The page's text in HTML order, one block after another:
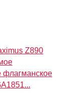
Z890
флагманское